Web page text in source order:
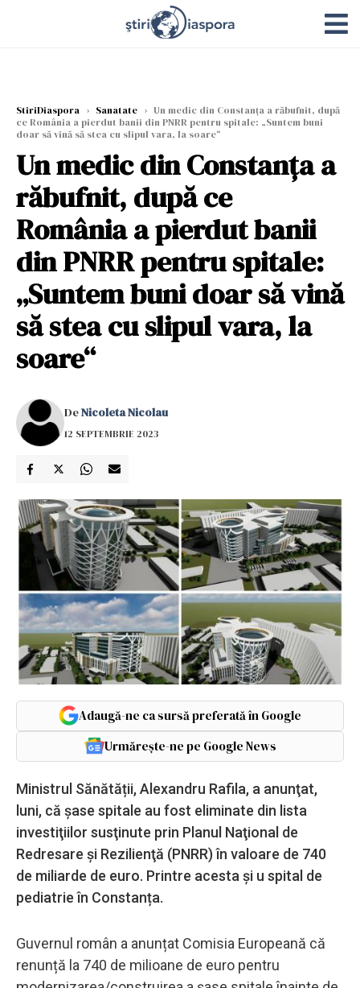
StiriDiaspora › Sanatate › Un medic din Constanța a răbufnit, după
ce România a pierdut banii din PNRR pentru spitale: „Suntem buni
doar să vină să stea cu slipul vara, la soare“
Un medic din Constanța a
răbufnit, după ce
România a pierdut banii
din PNRR pentru spitale:
„Suntem buni doar să vină
să stea cu slipul vara, la
soare“
DeNicoleta Nicolau
12 SEPTEMBRIE 2023
Adaugă-ne ca sursă preferată în Google
Urmărește-ne pe Google News
Ministrul Sănătății, Alexandru Rafila, a anunţat,
luni, că şase spitale au fost eliminate din lista
investiţiilor susţinute prin Planul Naţional de
Redresare şi Rezilienţă (PNRR) în valoare de 740
de miliarde de euro. Printre acesta și u spital de
pediatrie în Constanța.
Guvernul român a anunțat Comisia Europeană că
renunță la 740 de milioane de euro pentru